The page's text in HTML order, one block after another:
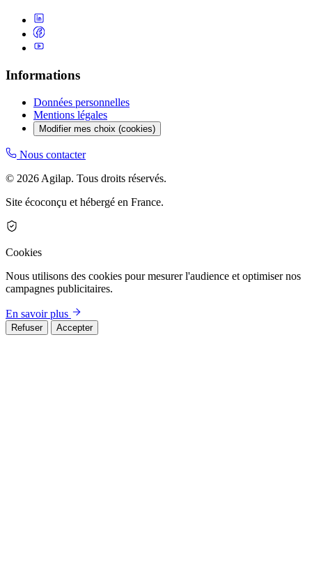
Informations
Données personnelles
Mentions légales
Modifier mes choix (cookies)
Nous contacter
© 2026 Agilap. Tous droits réservés.
Site écoconçu et hébergé en France.
Cookies
Nous utilisons des cookies pour mesurer l'audience et optimiser nos
campagnes publicitaires.
En savoir plus
Refuser Accepter